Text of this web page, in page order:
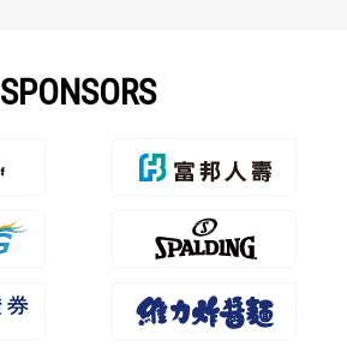
SPONSORS